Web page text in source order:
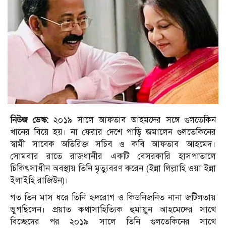
নিউজ ডেস্ক: ২০১৯ সালে আফতাব আহমদের সঙ্গে গুলতেকিন
খানের বিয়ে হয়। না ফেরার দেশে পাড়ি জমালেন গুলতেকিনের
স্বামী সাবেক অতিরিক্ত সচিব ও কবি আফতাব আহমেদ।
সোমবার রাতে রাজধানীর একটি বেসরকারি হাসপাতালে
চিকিৎসাধীন অবস্থায় তিনি মৃত্যুবরণ করেন (ইন্না লিল্লাহি ওয়া ইন্না
ইলাইহি রাজিউন)।
গত তিন মাস ধরে তিনি হৃদরোগ ও কিডনিজনিত নানা জটিলতায়
ভুগছিলেন। প্র‍য়াত কথাসাহিত্যিক হুমায়ুন আহমেদের সাথে
বিচ্ছেদের পর ২০১৯ সালে তিনি গুলতেকিনের সাথে